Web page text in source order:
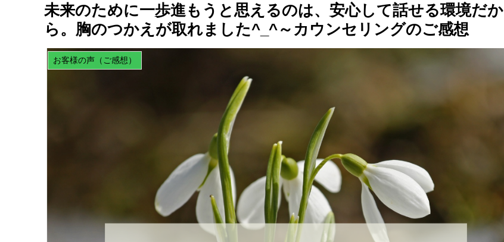
未来のために一歩進もうと思えるのは、安心して話せる環境だか
ら。胸のつかえが取れました^_^～カウンセリングのご感想
お客様の声（ご感想）